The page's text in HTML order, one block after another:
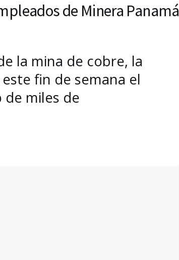
de Minera Panamá
la mina de cobre, la
fin de semana el
miles de